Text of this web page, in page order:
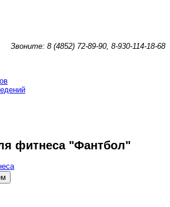
Звоните: 8 (4852) 72-89-90, 8-930-114-18-68
фитнеса "Фантбол"